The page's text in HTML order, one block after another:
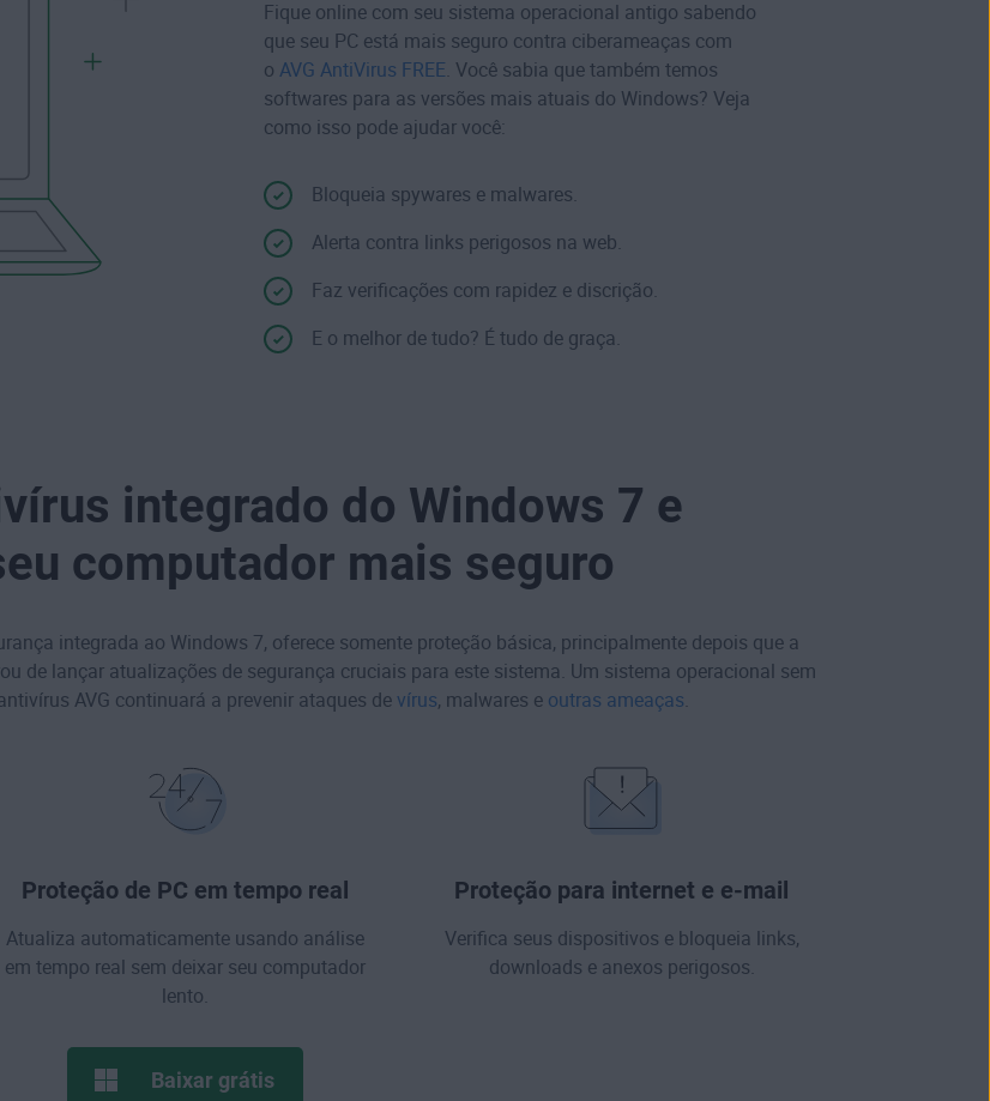
Fique online com seu sistema operacional antigo sabendo
que seu PC está mais seguro contra ciberameaças com
o AVG AntiVirus FREE. Você sabia que também temos
softwares para as versões mais atuais do Windows? Veja
como isso pode ajudar você:
Bloqueia spywares e malwares.
Alerta contra links perigosos na web.
Faz verificações com rapidez e discrição.
E o melhor de tudo? É tudo de graça.
integrado do Windows 7 e
computador mais seguro
integrada ao Windows 7, oferece somente proteção básica, principalmente depois que a
de lançar atualizações de segurança cruciais para este sistema. Um sistema operacional sem
AVG continuará a prevenir ataques de vírus, malwares e outras ameaças.
Proteção de PC em tempo real
Atualiza automaticamente usando análise
em tempo real sem deixar seu computador
lento.
Proteção para internet e e-mail
Verifica seus dispositivos e bloqueia links,
downloads e anexos perigosos.
Baixar grátis